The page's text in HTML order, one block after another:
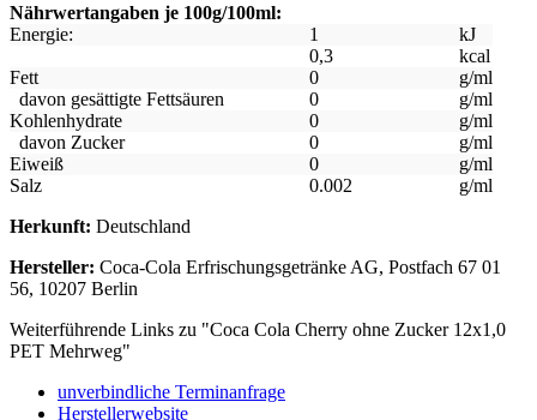
Nährwertangaben je 100g/100ml:
Energie:
1
kJ
0,3
kcal
Fett
0
g/ml
davon gesättigte Fettsäuren
0
g/ml
Kohlenhydrate
0
g/ml
davon Zucker
0
g/ml
Eiweiß
0
g/ml
Salz
0.002
g/ml
Herkunft: Deutschland
Hersteller: Coca-Cola Erfrischungsgetränke AG, Postfach 67 01
56, 10207 Berlin
Weiterführende Links zu "Coca Cola Cherry ohne Zucker 12x1,0
PET Mehrweg"
unverbindliche Terminanfrage
Herstellerwebsite